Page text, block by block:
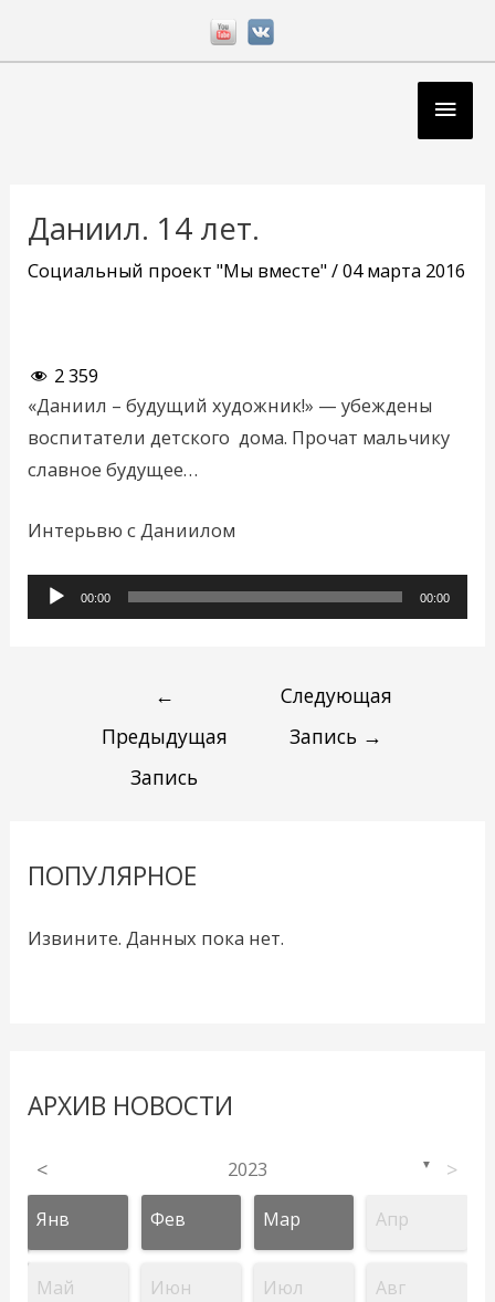
Даниил. 14 лет.
Социальный проект "Мы вместе"/04 марта 2016
2 359
«Даниил – будущий художник!» — убеждены
воспитатели детского дома. Прочат мальчику
славное будущее…
Интерьвю с Даниилом
Аудиоплеер
00:00 00:00
записям
←
Предыдущая
Запись
Следующая
Запись →
ПОПУЛЯРНОЕ
Извините. Данных пока нет.
АРХИВ НОВОСТИ
< 2023 ▼ >
Янв Фев Мар Апр
Май Июн Июл Авг